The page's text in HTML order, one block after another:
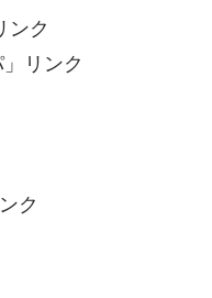
ンク
リンク
ク